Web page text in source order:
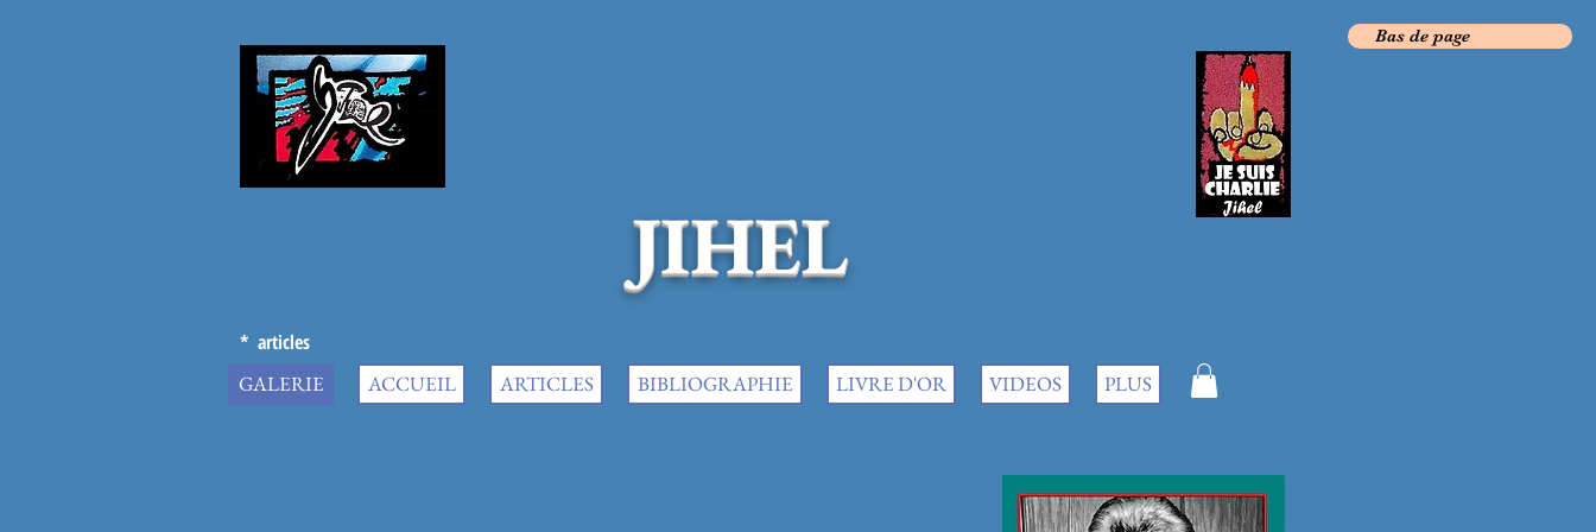
Bas de page
JIHEL
* articles
* article
GALERIE ACCUEIL ARTICLES BIBLIOGRAPHIE LIVRE D'OR VIDEOS PLUS